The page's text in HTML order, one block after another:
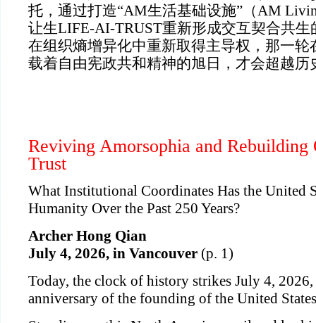
托，通过打造“AM生活基础设施”（AM
让生LIFE-AI-TRUST重新形成交互契合共
在组织熵增异化中重新取得主导权，那一轮
载着自由宪政共和精神的旭日，才会超越历
Reviving Amorsophia and Rebuilding
Trust
What Institutional Coordinates Has the United
Humanity Over the Past 250 Years?
Archer Hong Qian
July 4, 2026, in Vancouver (p. 1)
Today, the clock of history strikes July 4,
anniversary of the founding of the United